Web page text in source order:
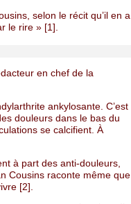
selon le récit qu’il en a
le rire » [1].
en chef de la
ankylosante. C’est
douleurs dans le bas du
se calcifient. À
à part des anti-douleurs,
Cousins raconte même que
[2].